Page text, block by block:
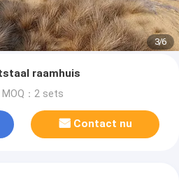
3/6
raamhuis
MOQ：2 sets
Contact nu